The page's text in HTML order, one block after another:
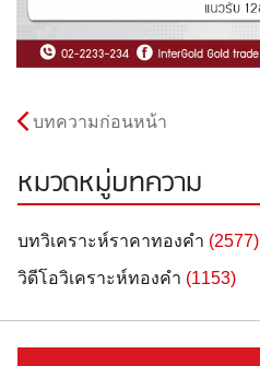
บทความก่อนหน้า
หมวดหมู่บทความ
บทวิเคราะห์ราคาทองคำ (2577)
วิดีโอวิเคราะห์ทองคำ (1153)